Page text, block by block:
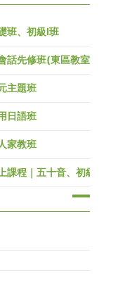
班、初級I班
話先修班(東區教室)
主題班
日語班
家教班
課程｜五十音、初級～高級